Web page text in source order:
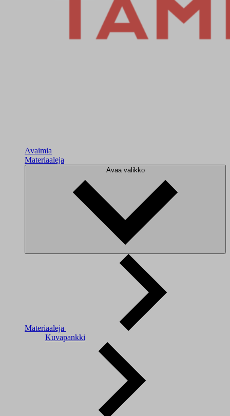
Avaimia
Materiaaleja
Avaa valikko
Materiaaleja
Kuvapankki